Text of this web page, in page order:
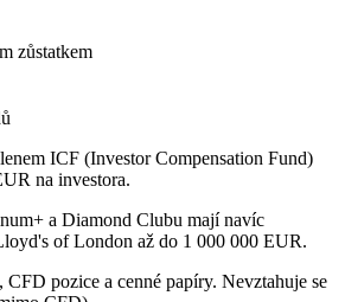
zůstatkem
ICF (Investor Compensation Fund)
na investora.
a Diamond Clubu mají navíc
of London až do 1 000 000 EUR.
pozice a cenné papíry. Nevztahuje se